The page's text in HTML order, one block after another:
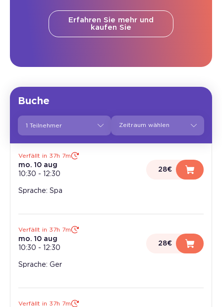
Erfahren Sie mehr und
kaufen Sie
Buche
1 Teilnehmer
Verfällt in 37h 7m
mo. 10 aug
10:30 - 12:30
28€
Sprache: Spa
Verfällt in 37h 7m
mo. 10 aug
10:30 - 12:30
28€
Sprache: Ger
Verfällt in 37h 7m